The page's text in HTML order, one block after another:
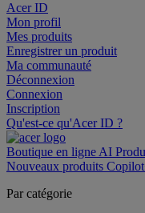
Acer ID
Mon profil
Mes produits
Enregistrer un produit
Ma communauté
Déconnexion
Connexion
Inscription
Qu'est-ce qu'Acer ID ?
Boutique en ligne AI
Nouveaux produits
Par catégorie